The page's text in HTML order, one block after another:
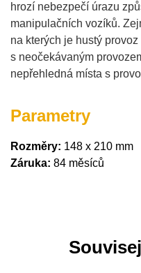
hrozí nebezpečí úrazu
manipulačních vozíků.
na kterých je hustý
s neočekávaným
nepřehledná místa s
Parametry
Rozměry: 148 x 210 mm
Záruka: 84 měsíců